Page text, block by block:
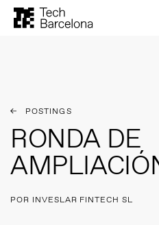
POSTINGS
RONDA DE
POR INVESLAR FINTECH SL